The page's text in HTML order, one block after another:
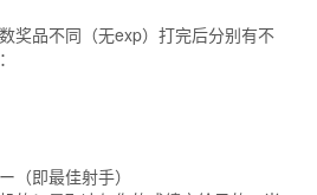
奖品不同（无exp）打完后分别有不
（即最佳射手）